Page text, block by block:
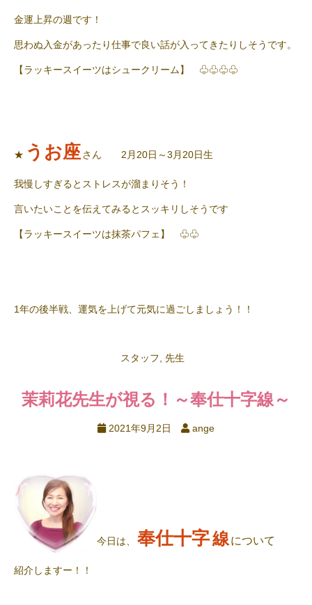
金運上昇の週です！
思わぬ入金があったり仕事で良い話が入ってきたりしそうです。
【ラッキースイーツはシュークリーム】 ♧♧♧♧
★ うお座さん 2月20日～3月20日生
我慢しすぎるとストレスが溜まりそう！
言いたいことを伝えてみるとスッキリしそうです
【ラッキースイーツは抹茶パフェ】 ♧♧
1年の後半戦、運気を上げて元気に過ごしましょう！！
スタッフ 先生
茉莉花先生が視る！～奉仕十字線～
2021年9月2日 ange
今日は、 奉仕十字線 について
紹介しますー！！